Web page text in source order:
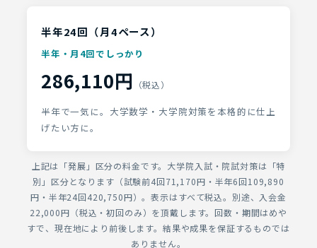
半年24回（月4ペース）
半年・月4回でしっかり
286,110円 （税込）
半年で一気に。大学数学・大学院対策を本格的に仕上
げたい方に。
上記は「発展」区分の料金です。大学院入試・院試対策は「特
別」区分となります（試験前4回71,170円・半年6回109,890
円・半年24回420,750円）。表示はすべて税込。別途、入会金
22,000円（税込・初回のみ）を頂戴します。回数・期間はめや
すで、現在地により前後します。結果や成果を保証するものでは
ありません。